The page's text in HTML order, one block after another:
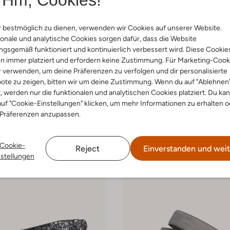
bestmöglich zu dienen, verwenden wir Cookies auf unserer Website.
und analytische Cookies sorgen dafür, dass die Website
funktioniert und kontinuierlich verbessert wird. Diese
immer platziert und erfordern keine Zustimmung. Für Marketing-
verwenden, um deine Präferenzen zu verfolgen und dir personalisierte
zu zeigen, bitten wir um deine Zustimmung. Wenn du auf
werden nur die funktionalen und analytischen Cookies platziert. Du
"Cookie-Einstellungen" klicken, um mehr Informationen zu erhalten
anzupassen.
Cookie-
Reject Einverstanden und
€ 39,99
Magnanni
Gürtel
€ 99,99
€ 69,99
+ mehr farben